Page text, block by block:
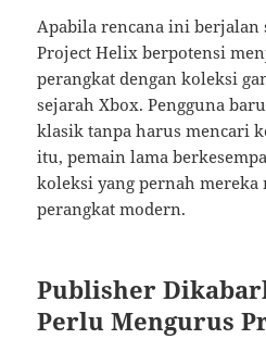
Apabila rencana ini berjalan
Project Helix berpotensi
perangkat dengan koleksi
sejarah Xbox. Pengguna
klasik tanpa harus mencari
itu, pemain lama
koleksi yang pernah
perangkat modern.
Publisher
Perlu Mengurus